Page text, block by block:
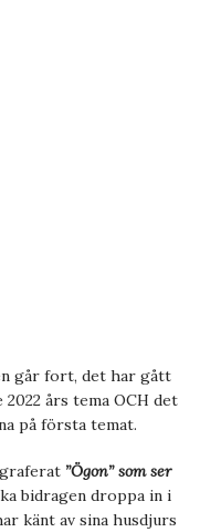
går fort, det har gått
års tema OCH det
på första temat.
”Ögon” som ser
bidragen droppa in i
känt av sina husdjurs